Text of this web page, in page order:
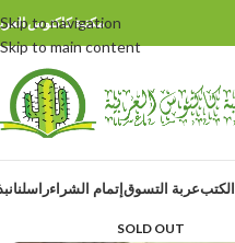
Skip to navigation
Skip to main content
مكتبة كاكتوس
راسلناإتمام الشراءعربة التسوقالكتب
SOLD OUT